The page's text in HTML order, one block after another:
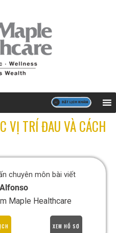
VỊ TRÍ ĐAU VÀ CÁCH
chuyên môn bài viết
Maple Healthcare
XEM HỒ SƠ